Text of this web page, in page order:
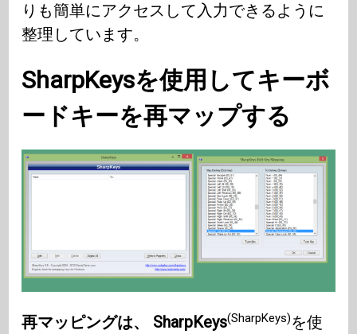
りも簡単にアクセスして入力できるように
整理しています。
SharpKeysを使用してキーボ
ードキーを再マップする
再マッピングは、 SharpKeys(SharpKeys)を使